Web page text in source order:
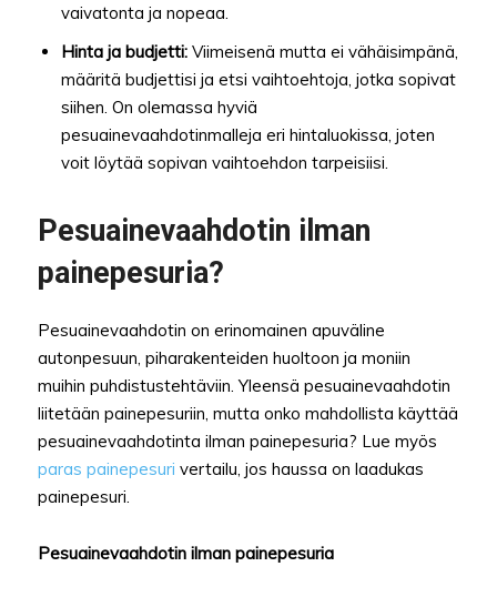
vaivatonta ja nopeaa.
Hinta ja budjetti: Viimeisenä mutta ei vähäisimpänä,
määritä budjettisi ja etsi vaihtoehtoja, jotka sopivat
siihen. On olemassa hyviä
pesuainevaahdotinmalleja eri hintaluokissa, joten
voit löytää sopivan vaihtoehdon tarpeisiisi.
Pesuainevaahdotin ilman
painepesuria?
Pesuainevaahdotin on erinomainen apuväline
autonpesuun, piharakenteiden huoltoon ja moniin
muihin puhdistustehtäviin. Yleensä pesuainevaahdotin
liitetään painepesuriin, mutta onko mahdollista käyttää
pesuainevaahdotinta ilman painepesuria? Lue myös
paras painepesuri vertailu, jos haussa on laadukas
painepesuri.
Pesuainevaahdotin ilman painepesuria